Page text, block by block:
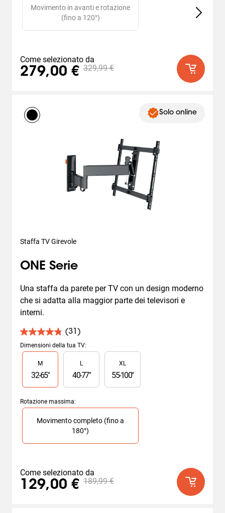
Movimento in avanti e rotazione
(fino a 120°)
Come selezionato da
279,00 € 329,99 €
Solo online
Staffa TV Girevole
ONE Serie
Una staffa da parete per TV con un design moderno
che si adatta alla maggior parte dei televisori e
interni.
(31)
4.8
su
5
stelle.
recensioni
Dimensioni della tua TV:
Slide 1 of 3
M
32-65"
L
40-77"
XL
55-100"
Rotazione massima:
Slide 1 of 1
Movimento completo (fino a
180°)
Come selezionato da
129,00 € 189,99 €